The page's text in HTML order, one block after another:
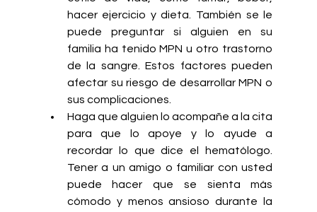
hacer ejercicio y dieta. También se le
puede preguntar si alguien en su
familia ha tenido MPN u otro trastorno
de la sangre. Estos factores pueden
afectar su riesgo de desarrollar MPN o
sus complicaciones.
Haga que alguien lo acompañe a la cita
para que lo apoye y lo ayude a
recordar lo que dice el hematólogo.
Tener a un amigo o familiar con usted
puede hacer que se sienta más
cómodo y menos ansioso durante la